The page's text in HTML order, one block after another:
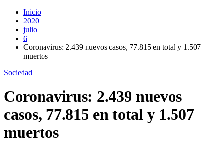
Inicio
2020
julio
6
Coronavirus: 2.439 nuevos casos, 77.815 en total y 1.507
muertos
Sociedad
Coronavirus: 2.439 nuevos
casos, 77.815 en total y 1.507
muertos